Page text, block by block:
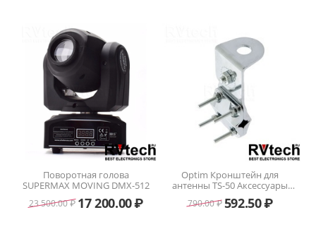
Поворотная голова
SUPERMAX MOVING DMX-512
23 500.00₽ 17 200.00₽
Optim Кронштейн для
антенны TS-50 Аксессуары
для радиостанций
790.00₽592.50₽